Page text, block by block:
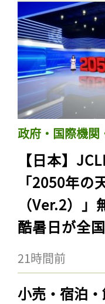
政府・国際機関
【日本】
「2050年の
（Ver.2）」
酷暑日が全
21時間前
小売・宿泊